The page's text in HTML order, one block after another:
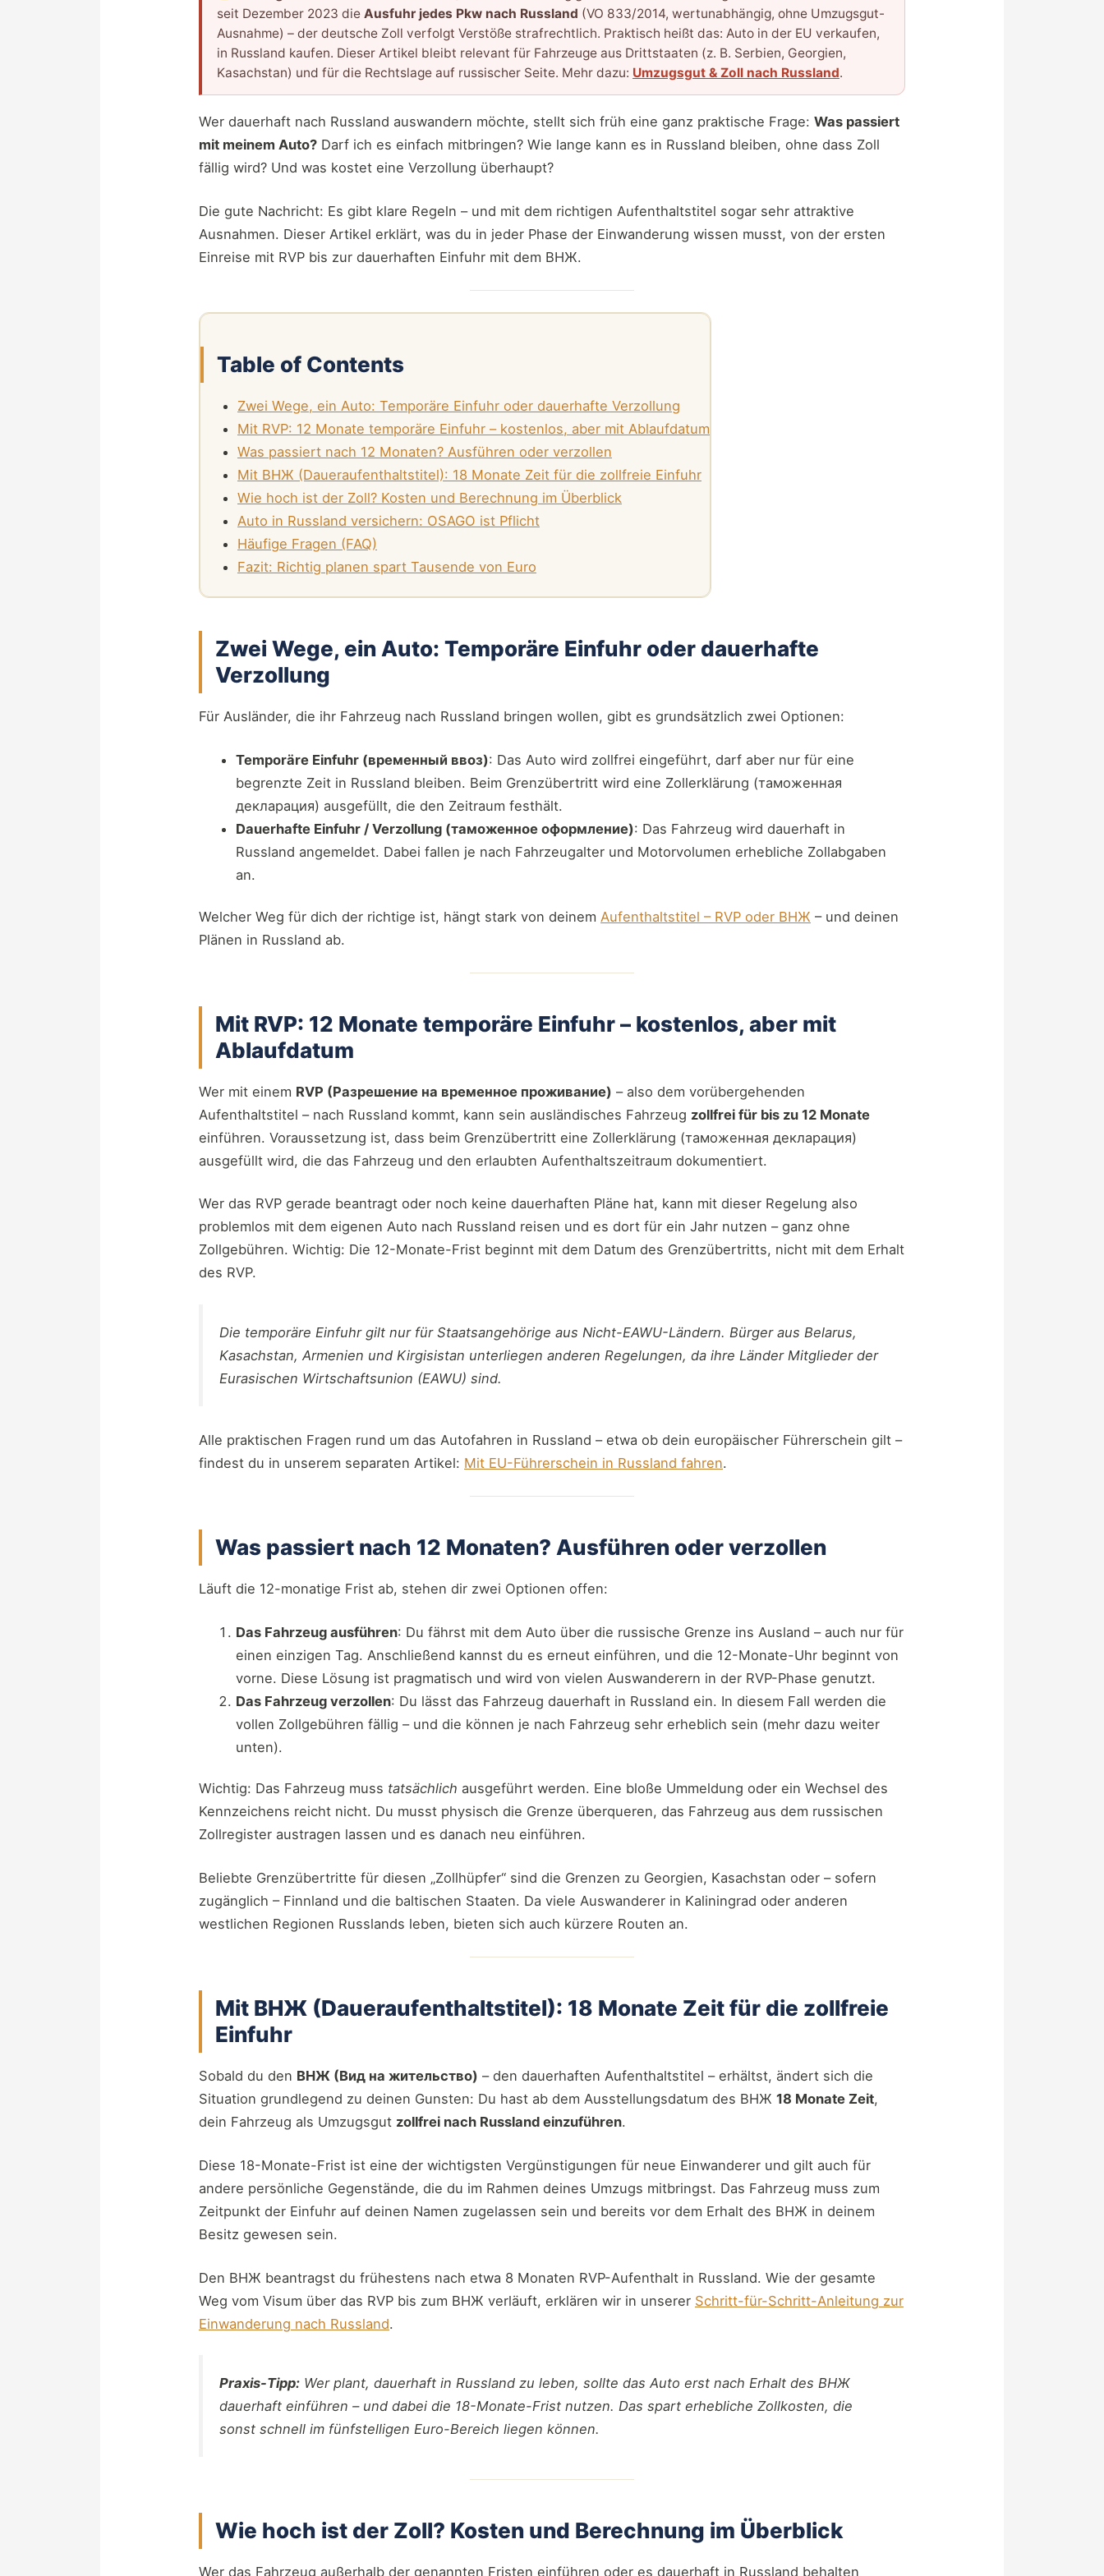
seit Dezember 2023 die Ausfuhr jedes Pkw nach Russland (VO 833/2014, wertunabhängig, ohne Umzugsgut-
Ausnahme) – der deutsche Zoll verfolgt Verstöße strafrechtlich. Praktisch heißt das: Auto in der EU verkaufen,
in Russland kaufen. Dieser Artikel bleibt relevant für Fahrzeuge aus Drittstaaten (z. B. Serbien, Georgien,
Kasachstan) und für die Rechtslage auf russischer Seite. Mehr dazu: Umzugsgut & Zoll nach Russland.
Wer dauerhaft nach Russland auswandern möchte, stellt sich früh eine ganz praktische Frage: Was passiert
mit meinem Auto? Darf ich es einfach mitbringen? Wie lange kann es in Russland bleiben, ohne dass Zoll
fällig wird? Und was kostet eine Verzollung überhaupt?
Die gute Nachricht: Es gibt klare Regeln – und mit dem richtigen Aufenthaltstitel sogar sehr attraktive
Ausnahmen. Dieser Artikel erklärt, was du in jeder Phase der Einwanderung wissen musst, von der ersten
Einreise mit RVP bis zur dauerhaften Einfuhr mit dem ВНЖ.
Table of Contents
Zwei Wege, ein Auto: Temporäre Einfuhr oder dauerhafte Verzollung
Mit RVP: 12 Monate temporäre Einfuhr – kostenlos, aber mit Ablaufdatum
Was passiert nach 12 Monaten? Ausführen oder verzollen
Mit ВНЖ (Daueraufenthaltstitel): 18 Monate Zeit für die zollfreie Einfuhr
Wie hoch ist der Zoll? Kosten und Berechnung im Überblick
Auto in Russland versichern: OSAGO ist Pflicht
Häufige Fragen (FAQ)
Fazit: Richtig planen spart Tausende von Euro
Zwei Wege, ein Auto: Temporäre Einfuhr oder dauerhafte
Verzollung
Für Ausländer, die ihr Fahrzeug nach Russland bringen wollen, gibt es grundsätzlich zwei Optionen:
Temporäre Einfuhr (временный ввоз): Das Auto wird zollfrei eingeführt, darf aber nur für eine
begrenzte Zeit in Russland bleiben. Beim Grenzübertritt wird eine Zollerklärung (таможенная
декларация) ausgefüllt, die den Zeitraum festhält.
Dauerhafte Einfuhr / Verzollung (таможенное оформление): Das Fahrzeug wird dauerhaft in
Russland angemeldet. Dabei fallen je nach Fahrzeugalter und Motorvolumen erhebliche Zollabgaben
an.
Welcher Weg für dich der richtige ist, hängt stark von deinem Aufenthaltstitel – RVP oder ВНЖ – und deinen
Plänen in Russland ab.
Mit RVP: 12 Monate temporäre Einfuhr – kostenlos, aber mit
Ablaufdatum
Wer mit einem RVP (Разрешение на временное проживание) – also dem vorübergehenden
Aufenthaltstitel – nach Russland kommt, kann sein ausländisches Fahrzeug zollfrei für bis zu 12 Monate
einführen. Voraussetzung ist, dass beim Grenzübertritt eine Zollerklärung (таможенная декларация)
ausgefüllt wird, die das Fahrzeug und den erlaubten Aufenthaltszeitraum dokumentiert.
Wer das RVP gerade beantragt oder noch keine dauerhaften Pläne hat, kann mit dieser Regelung also
problemlos mit dem eigenen Auto nach Russland reisen und es dort für ein Jahr nutzen – ganz ohne
Zollgebühren. Wichtig: Die 12-Monate-Frist beginnt mit dem Datum des Grenzübertritts, nicht mit dem Erhalt
des RVP.
Die temporäre Einfuhr gilt nur für Staatsangehörige aus Nicht-EAWU-Ländern. Bürger aus Belarus,
Kasachstan, Armenien und Kirgisistan unterliegen anderen Regelungen, da ihre Länder Mitglieder der
Eurasischen Wirtschaftsunion (EAWU) sind.
Alle praktischen Fragen rund um das Autofahren in Russland – etwa ob dein europäischer Führerschein gilt –
findest du in unserem separaten Artikel: Mit EU-Führerschein in Russland fahren.
Was passiert nach 12 Monaten? Ausführen oder verzollen
Läuft die 12-monatige Frist ab, stehen dir zwei Optionen offen:
Das Fahrzeug ausführen: Du fährst mit dem Auto über die russische Grenze ins Ausland – auch nur für
einen einzigen Tag. Anschließend kannst du es erneut einführen, und die 12-Monate-Uhr beginnt von
vorne. Diese Lösung ist pragmatisch und wird von vielen Auswanderern in der RVP-Phase genutzt.
Das Fahrzeug verzollen: Du lässt das Fahrzeug dauerhaft in Russland ein. In diesem Fall werden die
vollen Zollgebühren fällig – und die können je nach Fahrzeug sehr erheblich sein (mehr dazu weiter
unten).
Wichtig: Das Fahrzeug muss tatsächlich ausgeführt werden. Eine bloße Ummeldung oder ein Wechsel des
Kennzeichens reicht nicht. Du musst physisch die Grenze überqueren, das Fahrzeug aus dem russischen
Zollregister austragen lassen und es danach neu einführen.
Beliebte Grenzübertritte für diesen „Zollhüpfer“ sind die Grenzen zu Georgien, Kasachstan oder – sofern
zugänglich – Finnland und die baltischen Staaten. Da viele Auswanderer in Kaliningrad oder anderen
westlichen Regionen Russlands leben, bieten sich auch kürzere Routen an.
Mit ВНЖ (Daueraufenthaltstitel): 18 Monate Zeit für die zollfreie
Einfuhr
Sobald du den ВНЖ (Вид на жительство) – den dauerhaften Aufenthaltstitel – erhältst, ändert sich die
Situation grundlegend zu deinen Gunsten: Du hast ab dem Ausstellungsdatum des ВНЖ 18 Monate Zeit,
dein Fahrzeug als Umzugsgut zollfrei nach Russland einzuführen.
Diese 18-Monate-Frist ist eine der wichtigsten Vergünstigungen für neue Einwanderer und gilt auch für
andere persönliche Gegenstände, die du im Rahmen deines Umzugs mitbringst. Das Fahrzeug muss zum
Zeitpunkt der Einfuhr auf deinen Namen zugelassen sein und bereits vor dem Erhalt des ВНЖ in deinem
Besitz gewesen sein.
Den ВНЖ beantragst du frühestens nach etwa 8 Monaten RVP-Aufenthalt in Russland. Wie der gesamte
Weg vom Visum über das RVP bis zum ВНЖ verläuft, erklären wir in unserer Schritt-für-Schritt-Anleitung zur
Einwanderung nach Russland.
Praxis-Tipp: Wer plant, dauerhaft in Russland zu leben, sollte das Auto erst nach Erhalt des ВНЖ
dauerhaft einführen – und dabei die 18-Monate-Frist nutzen. Das spart erhebliche Zollkosten, die
sonst schnell im fünfstelligen Euro-Bereich liegen können.
Wie hoch ist der Zoll? Kosten und Berechnung im Überblick
Wer das Fahrzeug außerhalb der genannten Fristen einführen oder es dauerhaft in Russland behalten